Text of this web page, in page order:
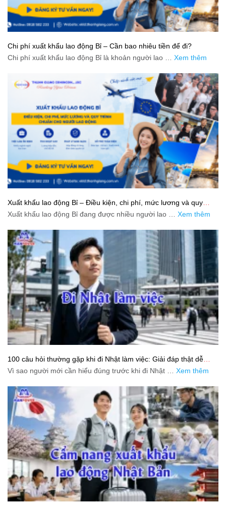
Chi phí xuất khẩu lao động Bỉ – Cần bao nhiêu tiền để đi?
Chi phí xuất khẩu lao động Bỉ là khoản người lao … Xem thêm
Xuất khẩu lao động Bỉ – Điều kiện, chi phí, mức lương và quy
trình chuẩn cho người lao động
Xuất khẩu lao động Bỉ đang được nhiều người lao … Xem thêm
100 câu hỏi thường gặp khi đi Nhật làm việc: Giải đáp thật dễ
hiểu cho người mới bắt đầu
Vì sao người mới cần hiểu đúng trước khi đi Nhật … Xem thêm